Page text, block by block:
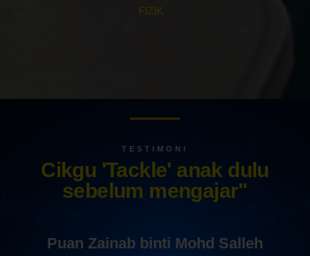
FIZIK
TESTIMONI
Cikgu 'Tackle' anak dulu
sebelum mengajar"
Puan Zainab binti Mohd Salleh